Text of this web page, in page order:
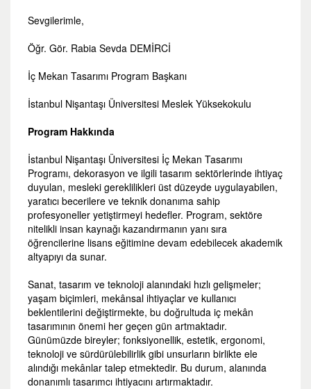
Sevgilerimle,
Öğr. Gör. Rabia Sevda DEMİRCİ
İç Mekan Tasarımı Program Başkanı
İstanbul Nişantaşı Üniversitesi Meslek Yüksekokulu
Program Hakkında
İstanbul Nişantaşı Üniversitesi İç Mekan Tasarımı
Programı, dekorasyon ve ilgili tasarım sektörlerinde ihtiyaç
duyulan, mesleki gereklilikleri üst düzeyde uygulayabilen,
yaratıcı becerilere ve teknik donanıma sahip
profesyoneller yetiştirmeyi hedefler. Program, sektöre
nitelikli insan kaynağı kazandırmanın yanı sıra
öğrencilerine lisans eğitimine devam edebilecek akademik
altyapıyı da sunar.
Sanat, tasarım ve teknoloji alanındaki hızlı gelişmeler;
yaşam biçimleri, mekânsal ihtiyaçlar ve kullanıcı
beklentilerini değiştirmekte, bu doğrultuda iç mekân
tasarımının önemi her geçen gün artmaktadır.
Günümüzde bireyler; fonksiyonellik, estetik, ergonomi,
teknoloji ve sürdürülebilirlik gibi unsurların birlikte ele
alındığı mekânlar talep etmektedir. Bu durum, alanında
donanımlı tasarımcı ihtiyacını artırmaktadır.